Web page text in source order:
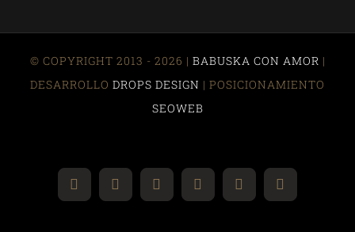
© COPYRIGHT 2013 - 2026 | BABUSKA CON AMOR |
DESARROLLO DROPS DESIGN | POSICIONAMIENTO
SEOWEB
InstagramYouTubeFacebookCorreo
electrónico
Pinterest